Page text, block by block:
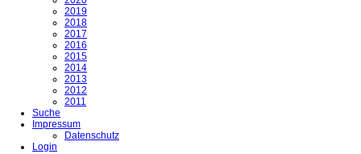
2019
2018
2017
2016
2015
2014
2013
2012
2011
Suche
Impressum
Datenschutz
Login